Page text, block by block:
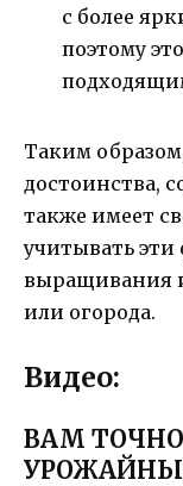
с более
поэтому
Таким
достоинства,
также имеет
учитывать
выращивания и
или огорода.
Видео:
ВАМ